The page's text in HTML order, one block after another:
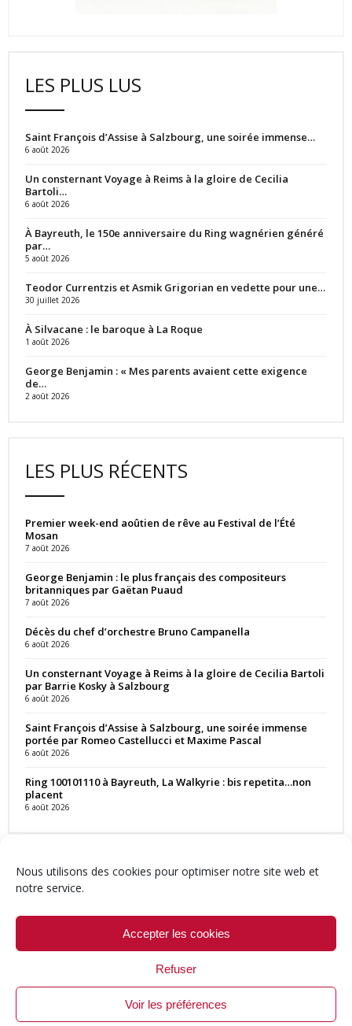
Nous utilisons des cookies pour optimiser notre site web et
notre service.
Accepter les cookies
Refuser
Voir les préférences
LES PLUS LUS
Saint François d’Assise à Salzbourg, une soirée immense…
6 août 2026
Un consternant Voyage à Reims à la gloire de Cecilia
Bartoli…
6 août 2026
À Bayreuth, le 150e anniversaire du Ring wagnérien généré
par…
5 août 2026
Teodor Currentzis et Asmik Grigorian en vedette pour une…
30 juillet 2026
À Silvacane : le baroque à La Roque
1 août 2026
George Benjamin : « Mes parents avaient cette exigence
de…
2 août 2026
LES PLUS RÉCENTS
Premier week-end aoûtien de rêve au Festival de l’Été
Mosan
7 août 2026
George Benjamin : le plus français des compositeurs
britanniques par Gaëtan Puaud
7 août 2026
Décès du chef d’orchestre Bruno Campanella
6 août 2026
Un consternant Voyage à Reims à la gloire de Cecilia Bartoli
par Barrie Kosky à Salzbourg
6 août 2026
Saint François d’Assise à Salzbourg, une soirée immense
portée par Romeo Castellucci et Maxime Pascal
6 août 2026
Ring 100101110 à Bayreuth, La Walkyrie : bis repetita…non
placent
6 août 2026